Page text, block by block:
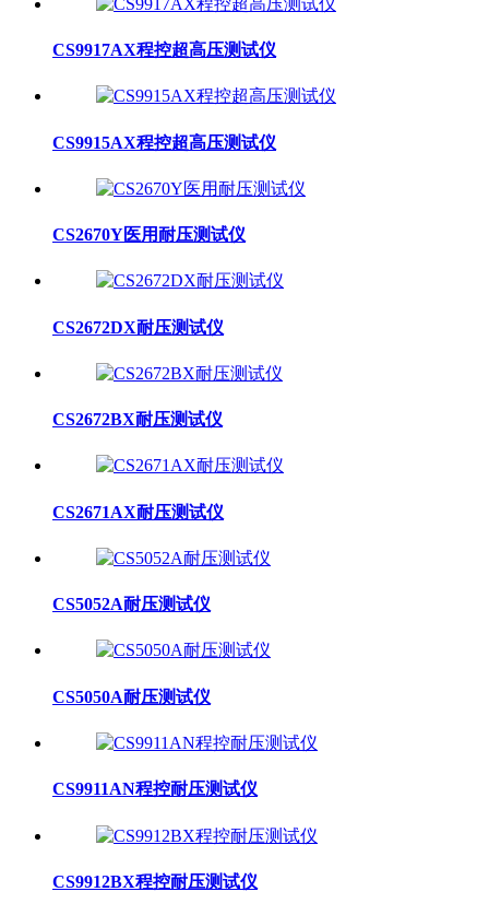
CS9917AX程控超高压测试仪
CS9915AX程控超高压测试仪
CS2670Y医用耐压测试仪
CS2672DX耐压测试仪
CS2672BX耐压测试仪
CS2671AX耐压测试仪
CS5052A耐压测试仪
CS5050A耐压测试仪
CS9911AN程控耐压测试仪
CS9912BX程控耐压测试仪